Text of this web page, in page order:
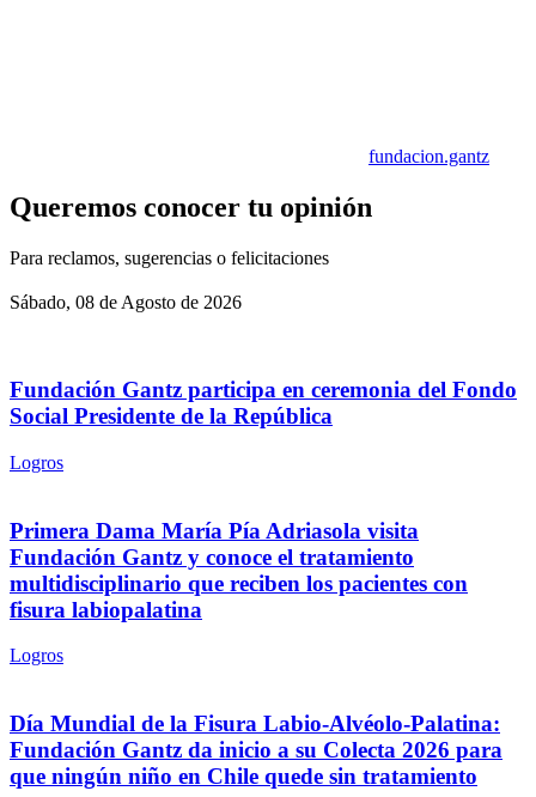
fundacion.gantz
Queremos conocer tu opinión
Para reclamos, sugerencias o felicitaciones
Sábado, 08 de Agosto de 2026
Fundación Gantz participa en ceremonia del Fondo
Social Presidente de la República
Logros
Primera Dama María Pía Adriasola visita
Fundación Gantz y conoce el tratamiento
multidisciplinario que reciben los pacientes con
fisura labiopalatina
Logros
Día Mundial de la Fisura Labio-Alvéolo-Palatina:
Fundación Gantz da inicio a su Colecta 2026 para
que ningún niño en Chile quede sin tratamiento